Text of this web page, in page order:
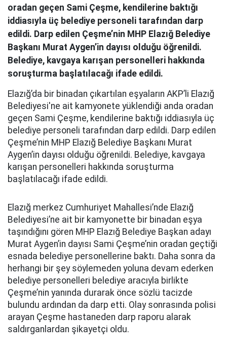
oradan geçen Sami Çeşme, kendilerine baktığı
iddiasıyla üç belediye personeli tarafından darp
edildi. Darp edilen Çeşme’nin MHP Elazığ Belediye
Başkanı Murat Aygen’in dayısı olduğu öğrenildi.
Belediye, kavgaya karışan personelleri hakkında
soruşturma başlatılacağı ifade edildi.
Elazığ’da bir binadan çıkartılan eşyaların AKP’li Elazığ
Belediyesi'ne ait kamyonete yüklendiği anda oradan
geçen Sami Çeşme, kendilerine baktığı iddiasıyla üç
belediye personeli tarafından darp edildi. Darp edilen
Çeşme’nin MHP Elazığ Belediye Başkanı Murat
Aygen’in dayısı olduğu öğrenildi. Belediye, kavgaya
karışan personelleri hakkında soruşturma
başlatılacağı ifade edildi.
Elazığ merkez Cumhuriyet Mahallesi’nde Elazığ
Belediyesi’ne ait bir kamyonette bir binadan eşya
taşındığını gören MHP Elazığ Belediye Başkan adayı
Murat Aygen’in dayısı Sami Çeşme’nin oradan geçtiği
esnada belediye personellerine baktı. Daha sonra da
herhangi bir şey söylemeden yoluna devam ederken
belediye personelleri belediye aracıyla birlikte
Çeşme’nin yanında durarak önce sözlü tacizde
bulundu ardından da darp etti. Olay sonrasında polisi
arayan Çeşme hastaneden darp raporu alarak
saldırganlardan şikayetçi oldu.